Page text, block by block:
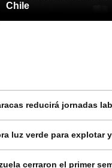
Chile
reducirá jornadas
luz verde para explotar
cerraron el primer